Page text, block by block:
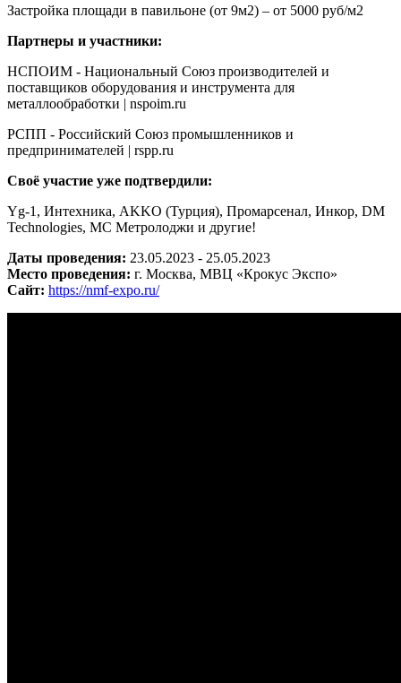
Застройка площади в павильоне (от 9м2) – от 5000 руб/м2
Партнеры и участники:
НСПОИМ - Национальный Союз производителей и
поставщиков оборудования и инструмента для
металлообработки | nspoim.ru
РСПП - Российский Союз промышленников и
предпринимателей | rspp.ru
Своё участие уже подтвердили:
Yg-1, Интехника, AKKO (Турция), Промарсенал, Инкор, DM
Technologies, МС Метролоджи и другие!
Даты проведения: 23.05.2023 - 25.05.2023
Место проведения: г. Москва, МВЦ «Крокус Экспо»
Сайт: https://nmf-expo.ru/